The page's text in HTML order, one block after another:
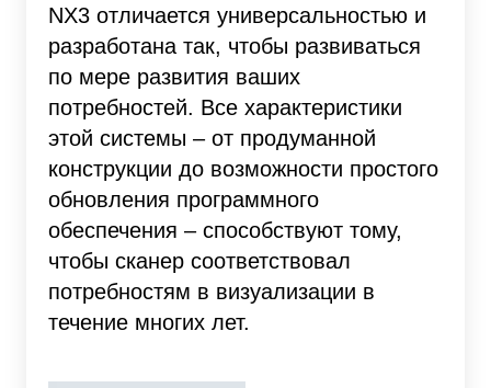
NX3 отличается универсальностью и
разработана так, чтобы развиваться
по мере развития ваших
потребностей. Все характеристики
этой системы – от продуманной
конструкции до возможности простого
обновления программного
обеспечения – способствуют тому,
чтобы сканер соответствовал
потребностям в визуализации в
течение многих лет.